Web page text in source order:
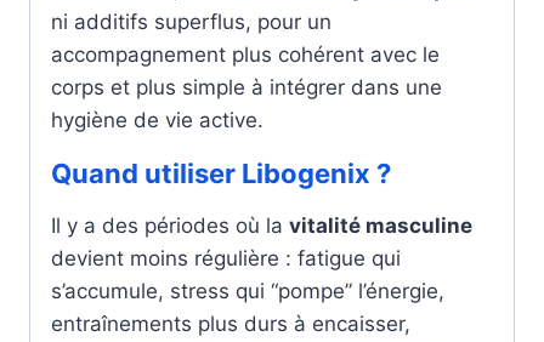
ni additifs superflus, pour un
accompagnement plus cohérent avec le
corps et plus simple à intégrer dans une
hygiène de vie active.
Quand utiliser Libogenix ?
Il y a des périodes où la vitalité masculine
devient moins régulière : fatigue qui
s’accumule, stress qui “pompe” l’énergie,
entraînements plus durs à encaisser,